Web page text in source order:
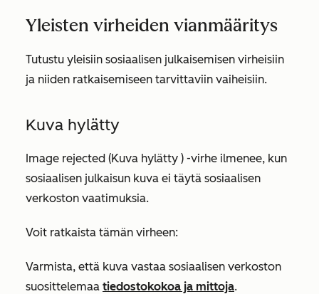
Yleisten virheiden vianmääritys
Tutustu yleisiin sosiaalisen julkaisemisen virheisiin
ja niiden ratkaisemiseen tarvittaviin vaiheisiin.
Kuva hylätty
Image rejected (Kuva hylätty ) -virhe ilmenee, kun
sosiaalisen julkaisun kuva ei täytä sosiaalisen
verkoston vaatimuksia.
Voit ratkaista tämän virheen:
Varmista, että kuva vastaa sosiaalisen verkoston
suosittelemaa tiedostokokoa ja mittoja.